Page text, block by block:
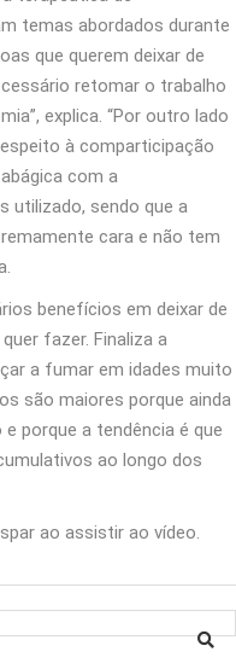
temas abordados durante
que querem deixar de
retomar o trabalho
explica. “Por outro lado
à comparticipação
com a
utilizado, sendo que a
cara e não tem
benefícios em deixar de
fazer. Finaliza a
a fumar em idades muito
são maiores porque ainda
porque a tendência é que
ao longo dos
ao assistir ao vídeo.